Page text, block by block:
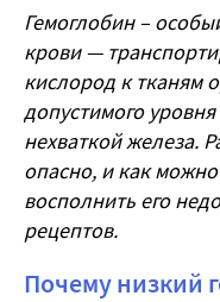
Гемоглобин –
крови —
кислород к тканям
допустимого
нехваткой железа.
опасно, и как
восполнить его
рецептов.
Почему низкий